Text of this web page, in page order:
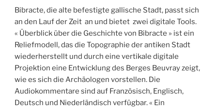
Bibracte, die alte befestigte gallische Stadt, passt sich
an den Lauf der Zeit an und bietet zwei digitale Tools.
« Überblick über die Geschichte von Bibracte » ist ein
Reliefmodell, das die Topographie der antiken Stadt
wiederherstellt und durch eine vertikale digitale
Projektion eine Entwicklung des Berges Beuvray zeigt,
wie es sich die Archäologen vorstellen. Die
Audiokommentare sind auf Französisch, Englisch,
Deutsch und Niederländisch verfügbar. « Ein